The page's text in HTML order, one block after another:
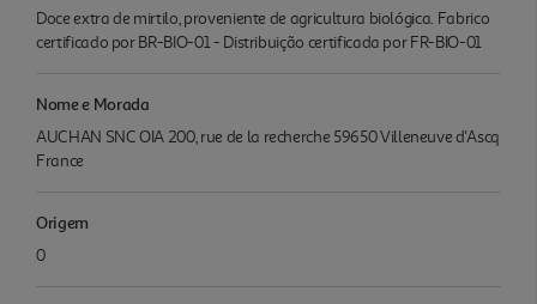
Doce extra de mirtilo, proveniente de agricultura biológica. Fabrico
certificado por BR-BIO-01 - Distribuição certificada por FR-BIO-01
Nome e Morada
AUCHAN SNC OIA 200, rue de la recherche 59650 Villeneuve d'Ascq
France
Origem
0